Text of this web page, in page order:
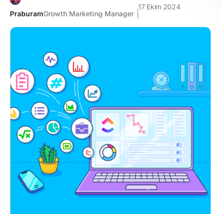
PraburamGrowth Marketing Manager
17 Ekim 2024